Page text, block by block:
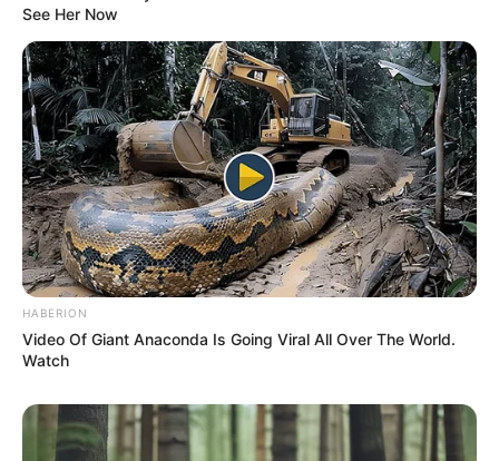
See Her Now
HABERION
Video Of Giant Anaconda Is Going Viral All Over The World.
Watch